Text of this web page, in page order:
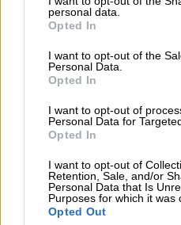
personal data.
Opted In
I want to opt-out of the
Personal Data.
Opted In
I want to opt-out of
Personal Data for
Opted In
I want to opt-out of
Retention, Sale, and/or
Personal Data that Is
Purposes for which it was
Opted Out
Ταϊλάνδη:
σχολείο – Σκότωσε
του